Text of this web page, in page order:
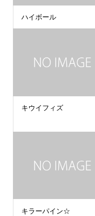
ハイボール
キウイフィズ
キラーパイン☆